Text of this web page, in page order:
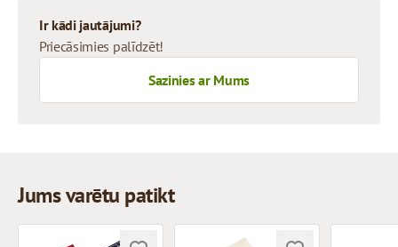
Ir kādi jautājumi?
Priecāsimies palīdzēt!
Sazinies ar Mums
Jums varētu patikt